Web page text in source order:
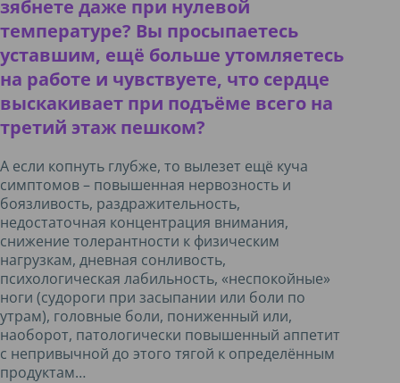
зябнете даже при нулевой
температуре? Вы просыпаетесь
уставшим, ещё больше утомляетесь
на работе и чувствуете, что сердце
выскакивает при подъёме всего на
третий этаж пешком?
А если копнуть глубже, то вылезет ещё куча
симптомов – повышенная нервозность и
боязливость, раздражительность,
недостаточная концентрация внимания,
снижение толерантности к физическим
нагрузкам, дневная сонливость,
психологическая лабильность, «неспокойные»
ноги (судороги при засыпании или боли по
утрам), головные боли, пониженный или,
наоборот, патологически повышенный аппетит
с непривычной до этого тягой к определённым
продуктам…